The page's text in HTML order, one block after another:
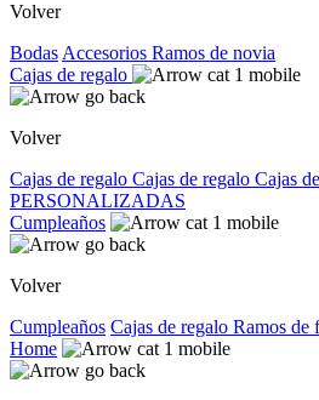
Volver
Bodas Accesorios Ramos de novia
Cajas de regalo
Volver
Cajas de regalo Cajas de regalo Cajas
PERSONALIZADAS
Cumpleaños
Volver
Cumpleaños Cajas de regalo Ramos de
Home